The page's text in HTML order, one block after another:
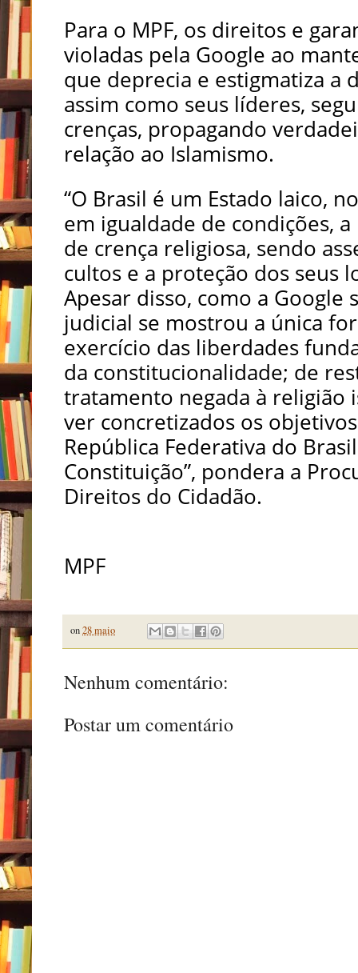
Para o MPF, os direitos e
violadas pela Google ao
que deprecia e estigmatiza a
assim como seus líderes,
crenças, propagando
relação ao Islamismo.
“O Brasil é um Estado laico,
em igualdade de condições,
de crença religiosa, sendo
cultos e a proteção dos seus
Apesar disso, como a Google
judicial se mostrou a única
exercício das liberdades
da constitucionalidade; de
tratamento negada à religião
ver concretizados os
República Federativa do
Constituição”, pondera a
Direitos do Cidadão.
MPF
on28 maio
Nenhum comentário:
Postar um comentário